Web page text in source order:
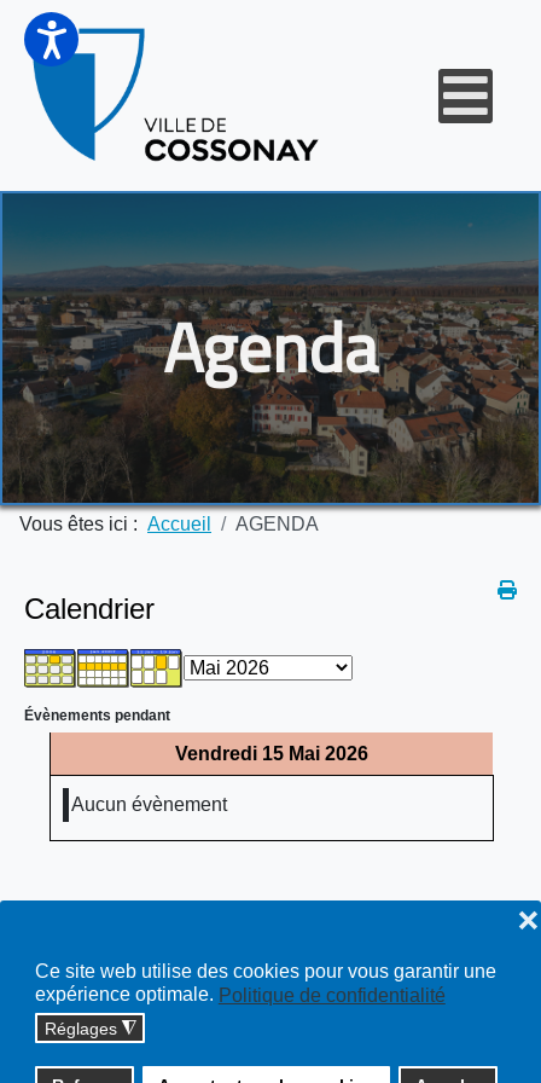
Ce site web utilise des cookies pour vous garantir une
expérience optimale. Politique de confidentialité
Réglages ◮
❌
Agenda
Vous êtes ici : Accueil AGENDA
Calendrier
Évènements pendant
Vendredi 15 Mai 2026
Aucun évènement
Copyright © 2026 cossonay.ch - tous droits réservés | site :